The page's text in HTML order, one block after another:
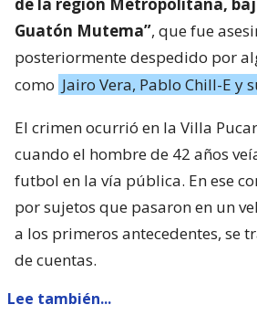
Guatón Mutema”, que fue
posteriormente despedido por
como Jairo Vera, Pablo Chill-E y
El crimen ocurrió en la Villa
cuando el hombre de 42 años
futbol en la vía pública. En ese
por sujetos que pasaron en un
a los primeros antecedentes, se
de cuentas.
Lee también...